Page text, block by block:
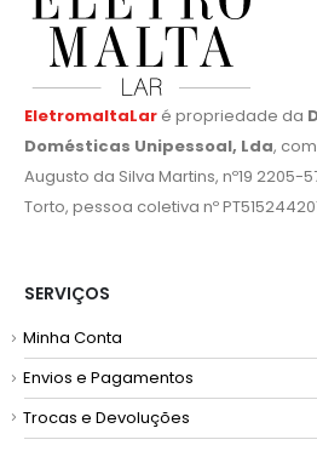
EletromaltaLar é propriedade da
Domésticas Unipessoal, Lda ,
Augusto da Silva Martins, nº19 2205-
Minha Conta
Envios e Pagamentos
Trocas e Devoluções